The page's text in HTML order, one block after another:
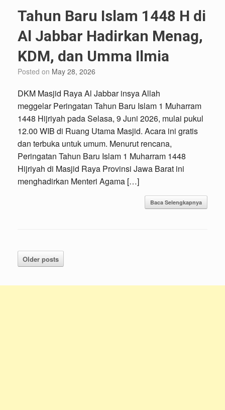
Tahun Baru Islam 1448 H di
Al Jabbar Hadirkan Menag,
KDM, dan Umma Ilmia
Posted on May 28, 2026
DKM Masjid Raya Al Jabbar insya Allah
meggelar Peringatan Tahun Baru Islam 1 Muharram
1448 Hijriyah pada Selasa, 9 Juni 2026, mulai pukul
12.00 WIB di Ruang Utama Masjid. Acara ini gratis
dan terbuka untuk umum. Menurut rencana,
Peringatan Tahun Baru Islam 1 Muharram 1448
Hijriyah di Masjid Raya Provinsi Jawa Barat ini
menghadirkan Menteri Agama […]
Baca Selengkapnya
Older posts